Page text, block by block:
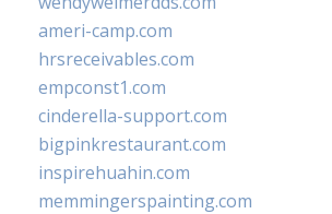
ameri-camp.com
hrsreceivables.com
empconst1.com
cinderella-support.com
bigpinkrestaurant.com
inspirehuahin.com
memmingerspainting.com